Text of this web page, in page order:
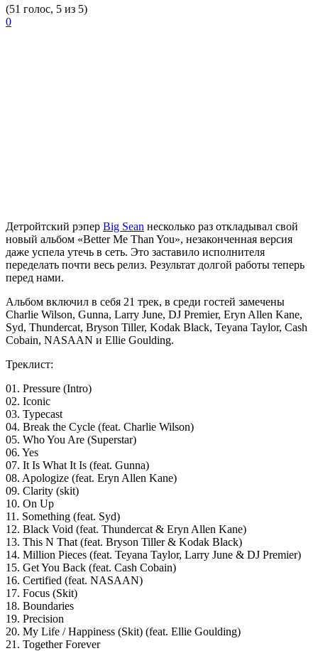
(51 голос, 5 из 5)
0
Детройтский рэпер Big Sean несколько раз откладывал свой
новый альбом «Better Me Than You», незаконченная версия
даже успела утечь в сеть. Это заставило исполнителя
переделать почти весь релиз. Результат долгой работы теперь
перед нами.
Альбом включил в себя 21 трек, в среди гостей замечены
Charlie Wilson, Gunna, Larry June, DJ Premier, Eryn Allen Kane,
Syd, Thundercat, Bryson Tiller, Kodak Black, Teyana Taylor, Cash
Cobain, NASAAN и Ellie Goulding.
Треклист:
01. Pressure (Intro)
02. Iconic
03. Typecast
04. Break the Cycle (feat. Charlie Wilson)
05. Who You Are (Superstar)
06. Yes
07. It Is What It Is (feat. Gunna)
08. Apologize (feat. Eryn Allen Kane)
09. Clarity (skit)
10. On Up
11. Something (feat. Syd)
12. Black Void (feat. Thundercat & Eryn Allen Kane)
13. This N That (feat. Bryson Tiller & Kodak Black)
14. Million Pieces (feat. Teyana Taylor, Larry June & DJ Premier)
15. Get You Back (feat. Cash Cobain)
16. Certified (feat. NASAAN)
17. Focus (Skit)
18. Boundaries
19. Precision
20. My Life / Happiness (Skit) (feat. Ellie Goulding)
21. Together Forever